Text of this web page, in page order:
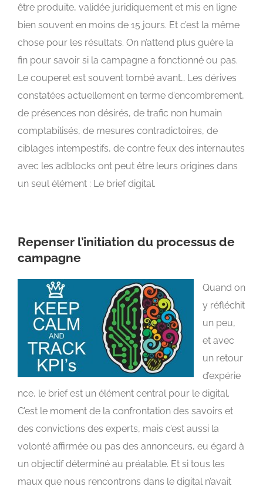
être produite, validée juridiquement et mis en ligne
bien souvent en moins de 15 jours. Et c’est la même
chose pour les résultats. On n’attend plus guère la
fin pour savoir si la campagne a fonctionné ou pas.
Le couperet est souvent tombé avant… Les dérives
constatées actuellement en terme d’encombrement,
de présences non désirés, de trafic non humain
comptabilisés, de mesures contradictoires, de
ciblages intempestifs, de contre feux des internautes
avec les adblocks ont peut être leurs origines dans
un seul élément : Le brief digital.
Repenser l’initiation du processus de
campagne
Quand on
y réfléchit
un peu,
et avec
un retour
d’expérie
nce, le brief est un élément central pour le digital.
C’est le moment de la confrontation des savoirs et
des convictions des experts, mais c’est aussi la
volonté affirmée ou pas des annonceurs, eu égard à
un objectif déterminé au préalable. Et si tous les
maux que nous rencontrons dans le digital n’avait